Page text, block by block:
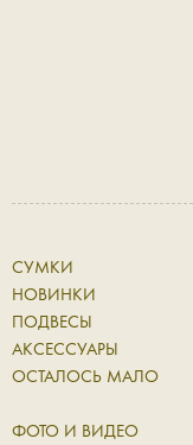
СУМКИ
НОВИНКИ
ПОДВЕСЫ
АКСЕССУАРЫ
ОСТАЛОСЬ МАЛО
ФОТО И ВИДЕО